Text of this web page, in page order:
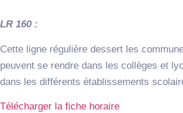
LR 160 :
Cette ligne régulière dessert les
peuvent se rendre dans les collèges et
dans les différents établissements
Télécharger la fiche horaire